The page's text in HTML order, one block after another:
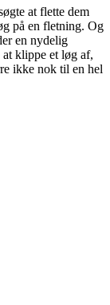
at flette dem
på en fletning. Og
en nydelig
klippe et løg af,
ikke nok til en hel